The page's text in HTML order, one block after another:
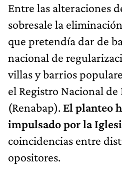
Entre las alteraciones
sobresale la
que pretendía dar de
nacional de
villas y barrios
el Registro Nacional
(Renabap). El planteo
impulsado por la
coincidencias entre
opositores.